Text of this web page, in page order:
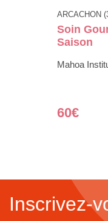
ARCACHON
Soin
Saison
Mahoa
60€
Inscrivez-